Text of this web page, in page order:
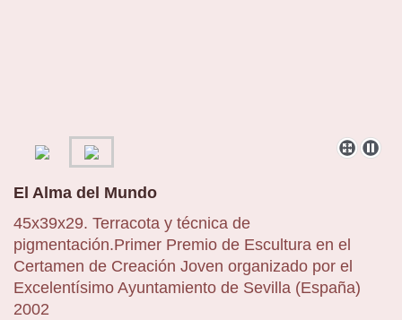
El Alma del Mundo
45x39x29. Terracota y técnica de
pigmentación.Primer Premio de Escultura en el
Certamen de Creación Joven organizado por el
Excelentísimo Ayuntamiento de Sevilla (España)
2002